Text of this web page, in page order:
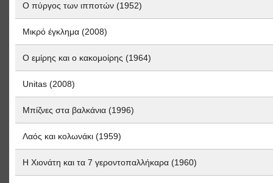
Ο πύργος των ιπποτών (1952)
Μικρό έγκλημα (2008)
Ο εμίρης και ο κακομοίρης (1964)
Unitas (2008)
Μπίζνες στα βαλκάνια (1996)
Λαός και κολωνάκι (1959)
Η Χιονάτη και τα 7 γεροντοπαλλήκαρα (1960)